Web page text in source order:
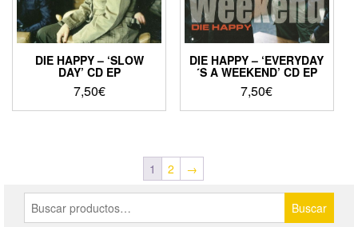
DIE HAPPY – ‘SLOW
DAY’ CD EP
7,50€
DIE HAPPY – ‘EVERYDAY
´S A WEEKEND’ CD EP
7,50€
1 2
→
por:
Buscar